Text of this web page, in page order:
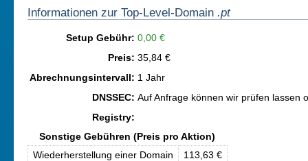
Informationen zur Top-Level-Domain .pt
Setup Gebühr: 0,00 €
Preis: 35,84 €
Abrechnungsintervall: 1 Jahr
DNSSEC: Auf Anfrage können wir prüfen lassen
Registry:
Sonstige Gebühren (Preis pro Aktion)
Wiederherstellung einer Domain
113,63 €